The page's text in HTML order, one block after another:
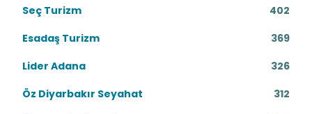
Seç Turizm
402
Esadaş Turizm
369
Lider Adana
326
Öz Diyarbakır Seyahat
312